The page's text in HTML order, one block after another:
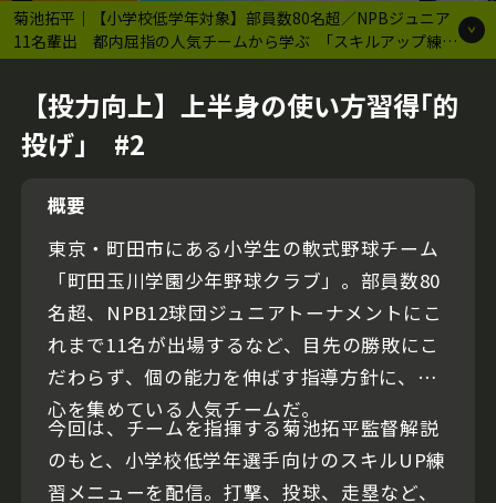
菊池拓平｜【小学校低学年対象】部員数80名超／NPBジュニア
11名輩出 都内屈指の人気チームから学ぶ ｢スキルアップ練習
メニュー｣
【投力向上】上半身の使い方習得｢的
投げ｣ #2
概要
東京・町田市にある小学生の軟式野球チーム
「町田玉川学園少年野球クラブ」。部員数80
名超、NPB12球団ジュニアトーナメントにこ
れまで11名が出場するなど、目先の勝敗にこ
だわらず、個の能力を伸ばす指導方針に、関
心を集めている人気チームだ。
今回は、チームを指揮する菊池拓平監督解説
のもと、小学校低学年選手向けのスキルUP練
習メニューを配信。打撃、投球、走塁など、